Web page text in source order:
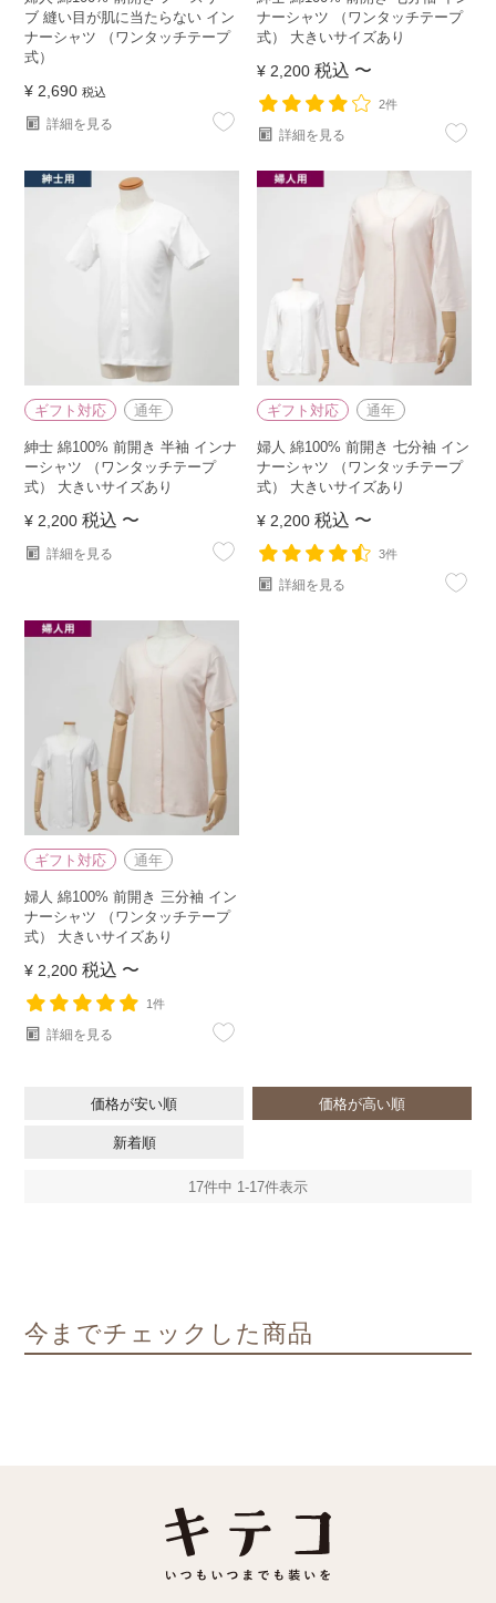
ブ 縫い目が肌に当たらない イン
ナーシャツ （ワンタッチテープ
式）
¥ 2,690 税込
詳細を見る
ナーシャツ （ワンタッチテープ
式） 大きいサイズあり
¥ 2,200 税込 〜
2件
詳細を見る
ギフト対応 通年
紳士 綿100% 前開き 半袖 インナ
ーシャツ （ワンタッチテープ
式） 大きいサイズあり
¥ 2,200 税込 〜
詳細を見る
ギフト対応 通年
婦人 綿100% 前開き 七分袖 イン
ナーシャツ （ワンタッチテープ
式） 大きいサイズあり
¥ 2,200 税込 〜
3件
詳細を見る
ギフト対応 通年
婦人 綿100% 前開き 三分袖 イン
ナーシャツ （ワンタッチテープ
式） 大きいサイズあり
¥ 2,200 税込 〜
1件
詳細を見る
価格が安い順 価格が高い順
新着順
17件中 1-17件表示
今までチェックした商品